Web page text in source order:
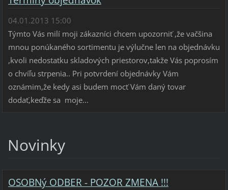
04.01.2013 15:00
Týmto Vás milí moji zákazníci chcem upozorniť ,že vačšina
mnou ponúkaného sortimentu je výlučne len na objednávku
,kvoli nedostatku skladových priestorov,takže Vás poprosím
o chvíľu strpenia.. Pri potvrdení objednávky Vám
oznámim,že kedy asi budem mocť Vám daný tovar
dodať,keďže sa moje...
Novinky
OSOBNý ODBER - POZOR ZMENA !!!